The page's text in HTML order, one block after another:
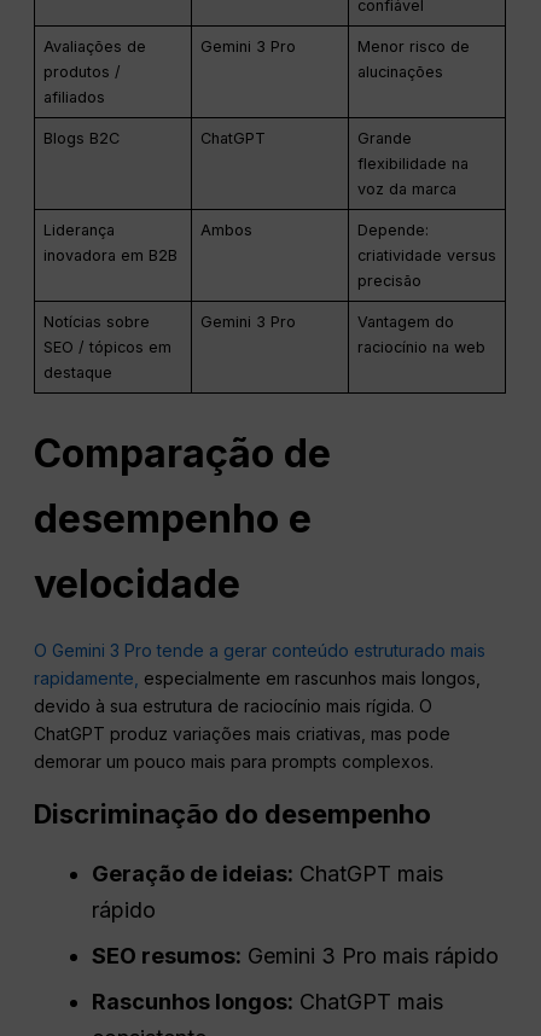
confiável
Avaliações de
produtos /
afiliados
Gemini 3 Pro
Menor risco de
alucinações
Blogs B2C ChatGPT
Grande
flexibilidade na
voz da marca
Liderança
inovadora em B2B
Ambos
Depende:
criatividade versus
precisão
Notícias sobre
SEO / tópicos em
destaque
Gemini 3 Pro
Vantagem do
raciocínio na web
Comparação de
desempenho e
velocidade
O Gemini 3 Pro tende a gerar conteúdo estruturado mais
rapidamente, especialmente em rascunhos mais longos,
devido à sua estrutura de raciocínio mais rígida. O
ChatGPT produz variações mais criativas, mas pode
demorar um pouco mais para prompts complexos.
Discriminação do desempenho
Geração de ideias: ChatGPT mais
rápido
SEO resumos: Gemini 3 Pro mais rápido
Rascunhos longos: ChatGPT mais